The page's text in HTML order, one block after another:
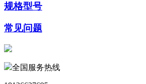
规格型号
常见问题
全国服务热线